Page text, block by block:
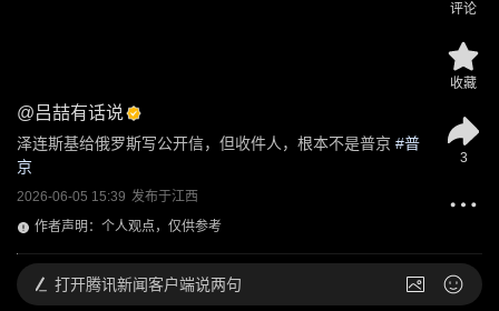
@吕喆有话说
泽连斯基给俄罗斯写公开信，但收件人，根本不是普京 #普
京
2026-06-05 15:39 发布于江西
作者声明：个人观点，仅供参考
评论
收藏
3
打开腾讯新闻客户端说两句